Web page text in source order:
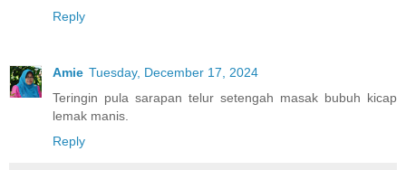
Reply
Amie Tuesday, December 17, 2024
Teringin pula sarapan telur setengah masak bubuh kicap
lemak manis.
Reply